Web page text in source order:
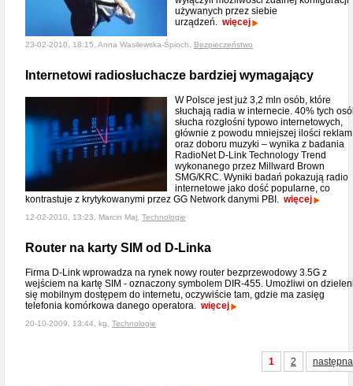
używanych przez siebie
urządzeń. więcej
23-02-2010, 18:15, Anna Wasilewska-Śpioch, Bezpieczeństwo
Internetowi radiosłuchacze bardziej wymagający
W Polsce jest już 3,2 mln osób, które
słuchają radia w internecie. 40% tych
słucha rozgłośni typowo internetowych,
głównie z powodu mniejszej ilości reklam
oraz doboru muzyki – wynika z badania
RadioNet D-Link Technology Trend
wykonanego przez Millward Brown
SMG/KRC. Wyniki badań pokazują radio
internetowe jako dość popularne, co
kontrastuje z krytykowanymi przez GG Network danymi PBI. więcej
12-02-2010, 13:23, Marcin Maj, Technologie
Router na karty SIM od D-Linka
Firma D-Link wprowadza na rynek nowy router bezprzewodowy 3.5G z
wejściem na kartę SIM - oznaczony symbolem DIR-455. Umożliwi on
się mobilnym dostępem do internetu, oczywiście tam, gdzie ma zasięg
telefonia komórkowa danego operatora. więcej
20-10-2009, 13:44, kg, Technologie
1 2 następna